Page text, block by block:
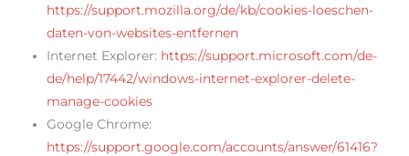
https://support.mozilla.org/de/kb/cookies-loeschen-
daten-von-websites-entfernen
Internet Explorer: https://support.microsoft.com/de-
de/help/17442/windows-internet-explorer-delete-
manage-cookies
Google Chrome:
https://support.google.com/accounts/answer/61416?